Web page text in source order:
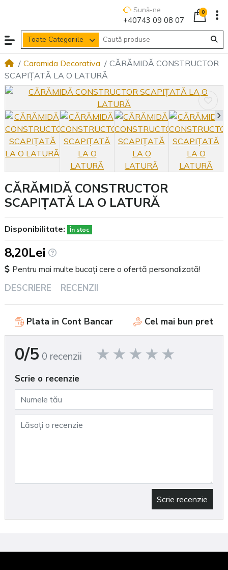
Toate Categoriile
Sună-ne
+40743 09 08 07
0
Caramida Decorativa
CĂRĂMIDĂ CONSTRUCTOR
SCAPIȚATĂ LA O LATURĂ
CĂRĂMIDĂ CONSTRUCTOR
SCAPIȚATĂ LA O LATURĂ
DESCRIERE RECENZII
Disponibilitate: În stoc
8,20Lei
Pentru mai multe bucați cere o ofertă personalizată!
Plata in Cont Bancar Cel mai bun pret
0/5 0 recenzii
Scrie o recenzie
Scrie recenzie